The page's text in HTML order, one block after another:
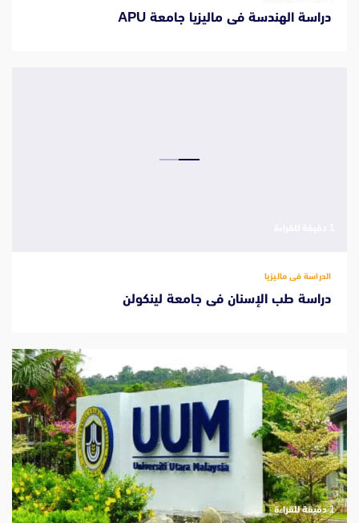
دراسة الهندسة فى ماليزيا جامعة APU
الدراسة فى ماليزيا
دراسة طب الإسنان فى جامعة لينكولن
‫1 دقيقة للقراءة